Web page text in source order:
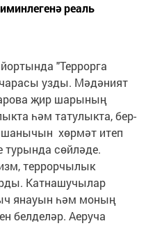
реаль
"Террорга
узды. Мәдәният
җир шарының
һәм татулыкта, бер-
хөрмәт итеп
турында сөйләде.
террорчылык
Катнашучылар
янауын һәм моның
белделәр. Аеруча